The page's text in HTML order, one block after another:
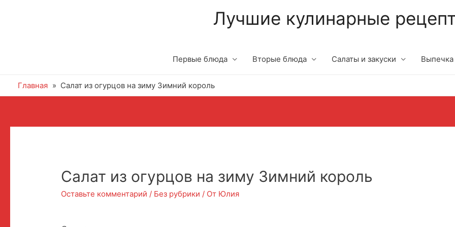
Лучшие кулинарные
Первые блюда Вторые блюда Салаты и закуски Выпечка
Главная Салат из огурцов на зиму Зимний король
Салат из огурцов на зиму Зимний король
Оставьте комментарий / Без рубрики / От Юлия